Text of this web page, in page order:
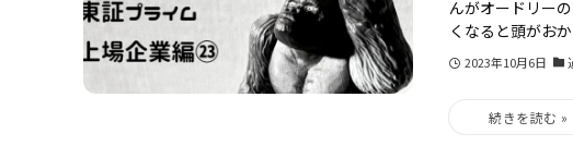
んがオードリー
くなると頭がお
2023年10月6日